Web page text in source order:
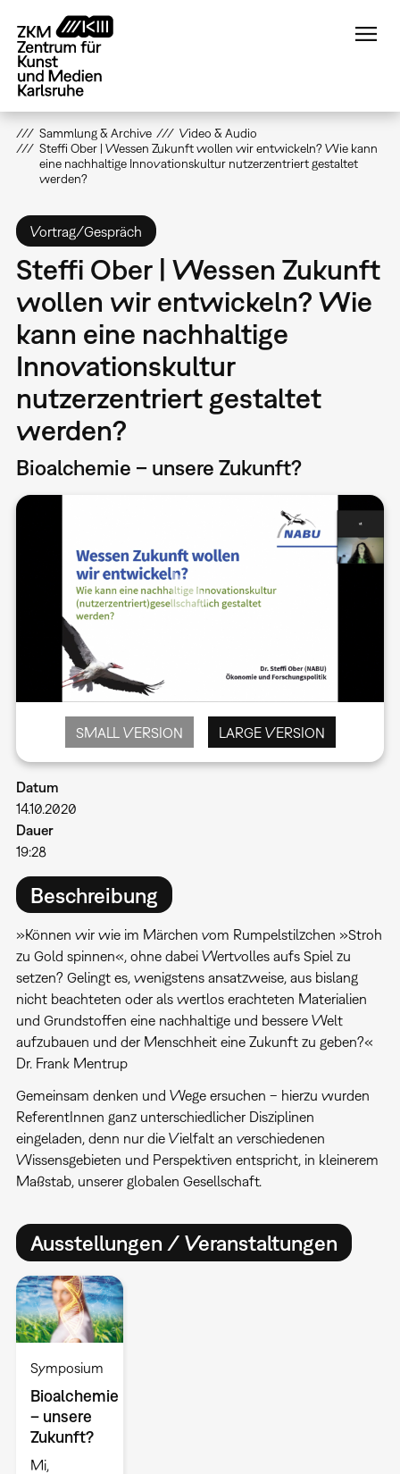
zum
Inhalt
Sammlung & Archive
Video & Audio
Steffi Ober | Wessen Zukunft wollen wir entwickeln? Wie kann
eine nachhaltige Innovationskultur nutzerzentriert gestaltet
werden?
Vortrag/Gespräch
Steffi Ober | Wessen Zukunft
wollen wir entwickeln? Wie
kann eine nachhaltige
Innovationskultur
nutzerzentriert gestaltet
werden?
Bioalchemie – unsere Zukunft?
SMALL VERSION LARGE VERSION
Datum
14.10.2020
Dauer
19:28
Beschreibung
»Können wir wie im Märchen vom Rumpel­stilz­chen »Stroh
zu Gold spinnen«, ohne dabei Wertvolles aufs Spiel zu
setzen? Gelingt es, wenigs­tens an­satz­weise, aus bislang
nicht beachteten oder als wertlos er­ach­te­ten Materia­lien
und Grund­stof­fen eine nachhal­tige und bessere Welt
aufzubauen und der Menschheit eine Zukunft zu geben?«
Dr. Frank Mentrup
Gemeinsam denken und Wege ersuchen – hierzu wurden
ReferentInnen ganz unterschiedlicher Disziplinen
eingeladen, denn nur die Vielfalt an verschiedenen
Wissensgebieten und Perspektiven entspricht, in kleinerem
Maßstab, unserer globalen Gesellschaft.
Ausstellungen / Veranstaltungen
Symposium
Bioalchemie
– unsere
Zukunft?
Mi,